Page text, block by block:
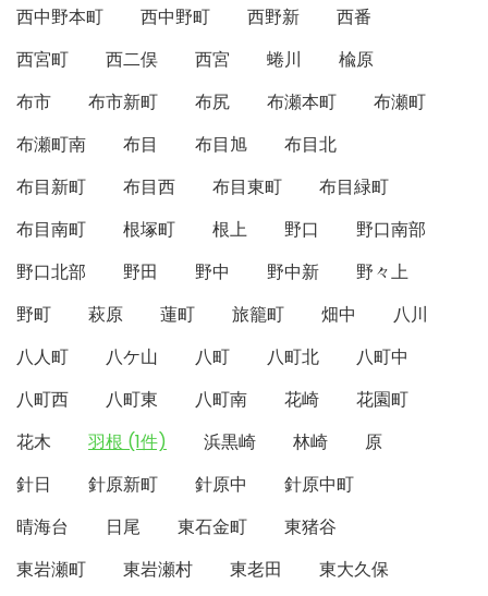
西中野本町
西中野町 西野新
西番
西宮町
西二俣 西宮 蜷川
楡原
布市
布市新町 布尻 布瀬本町
布瀬町
布瀬町南
布目 布目旭
布目北
布目新町
布目西 布目東町
布目緑町
布目南町
根塚町 根上 野口
野口南部
野口北部
野田 野中 野中新
野々上
野町
萩原 蓮町 旅籠町 畑中
八川
八人町
八ケ山 八町 八町北
八町中
八町西
八町東 八町南 花崎
花園町
花木
羽根 (1件) 浜黒崎 林崎
原
針日
針原新町 針原中
針原中町
晴海台
日尾 東石金町
東猪谷
東岩瀬町
東岩瀬村 東老田 東大久保